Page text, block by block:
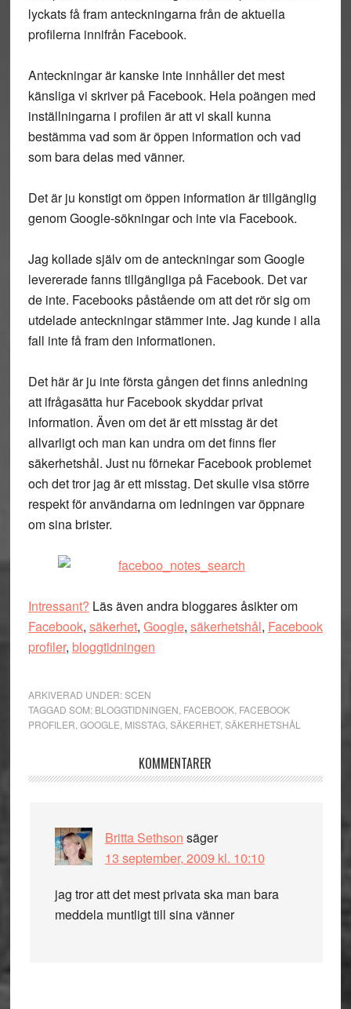
lyckats få fram anteckningarna från de aktuella
profilerna innifrån Facebook.
Anteckningar är kanske inte innhåller det mest
känsliga vi skriver på Facebook. Hela poängen med
inställningarna i profilen är att vi skall kunna
bestämma vad som är öppen information och vad
som bara delas med vänner.
Det är ju konstigt om öppen information är tillgänglig
genom Google-sökningar och inte via Facebook.
Jag kollade själv om de anteckningar som Google
levererade fanns tillgängliga på Facebook. Det var
de inte. Facebooks påstående om att det rör sig om
utdelade anteckningar stämmer inte. Jag kunde i alla
fall inte få fram den informationen.
Det här är ju inte första gången det finns anledning
att ifrågasätta hur Facebook skyddar privat
information. Även om det är ett misstag är det
allvarligt och man kan undra om det finns fler
säkerhetshål. Just nu förnekar Facebook problemet
och det tror jag är ett misstag. Det skulle visa större
respekt för användarna om ledningen var öppnare
om sina brister.
Intressant? Läs även andra bloggares åsikter om
Facebook, säkerhet, Google, säkerhetshål, Facebook
profiler, bloggtidningen
ARKIVERAD UNDER:SCEN
TAGGAD SOM: BLOGGTIDNINGEN FACEBOOK, FACEBOOK
PROFILER GOOGLE MISSTAG, SÄKERHET, SÄKERHETSHÅL
Läsarkommentarer
KOMMENTARER
Britta Sethson säger
13 september, 2009 kl. 10:10
jag tror att det mest privata ska man bara
meddela muntligt till sina vänner